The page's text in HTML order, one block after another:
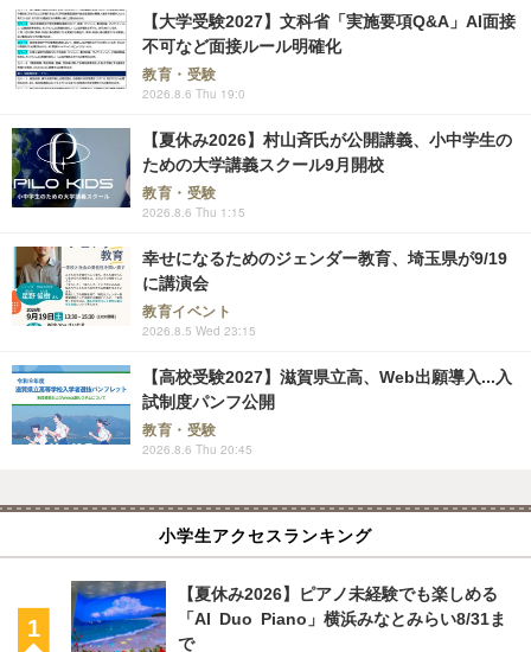
【大学受験2027】文科省「実施要項Q&A」AI面接
不可など面接ルール明確化
教育・受験
2026.8.6 Thu 19:0
【夏休み2026】村山斉氏が公開講義、小中学生の
ための大学講義スクール9月開校
教育・受験
2026.8.6 Thu 1:15
幸せになるためのジェンダー教育、埼玉県が9/19
に講演会
教育イベント
2026.8.5 Wed 23:15
【高校受験2027】滋賀県立高、Web出願導入...入
試制度パンフ公開
教育・受験
2026.8.6 Thu 20:45
小学生アクセスランキング
【夏休み2026】ピアノ未経験でも楽しめる
「AI Duo Piano」横浜みなとみらい8/31ま
で